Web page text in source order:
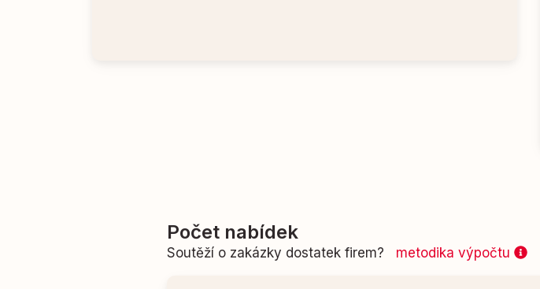
Počet nabídek
Soutěží o zakázky dostatek firem? metodika výpočtu